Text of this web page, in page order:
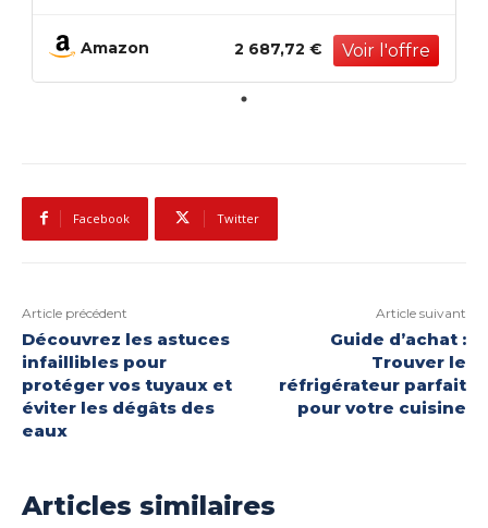
Amazon 2 687,72 €
Facebook Twitter
Article précédent
Découvrez les astuces
infaillibles pour
protéger vos tuyaux et
éviter les dégâts des
eaux
Article suivant
Guide d’achat :
Trouver le
réfrigérateur parfait
pour votre cuisine
Articles similaires